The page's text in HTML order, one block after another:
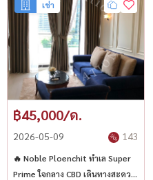
เช่า
฿45,000/ด.
2026-05-09 143
🔥 Noble Ploenchit ทำเล Super
Prime ใจกลาง CBD เดินทางสะดวก